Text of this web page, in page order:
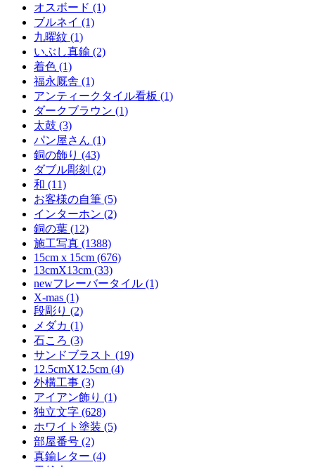
オスボード (1)
ブルネイ (1)
九曜紋 (1)
いぶし真鍮 (2)
着色 (1)
福永厩舎 (1)
アンティークタイル看板 (1)
ダークブラウン (1)
太鼓 (3)
パン屋さん (1)
銅の飾り (43)
ダブル彫刻 (2)
和 (11)
お客様の自筆 (5)
インターホン (2)
銅の葉 (12)
施工写真 (1388)
15cm x 15cm (676)
13cmX13cm (33)
newフレーバータイル (1)
X-mas (1)
段彫り (2)
メダカ (1)
石ころ (3)
サンドブラスト (19)
12.5cmX12.5cm (4)
外構工事 (3)
アイアン飾り (1)
独立文字 (628)
ホワイト塗装 (5)
部屋番号 (2)
真鍮レター (4)